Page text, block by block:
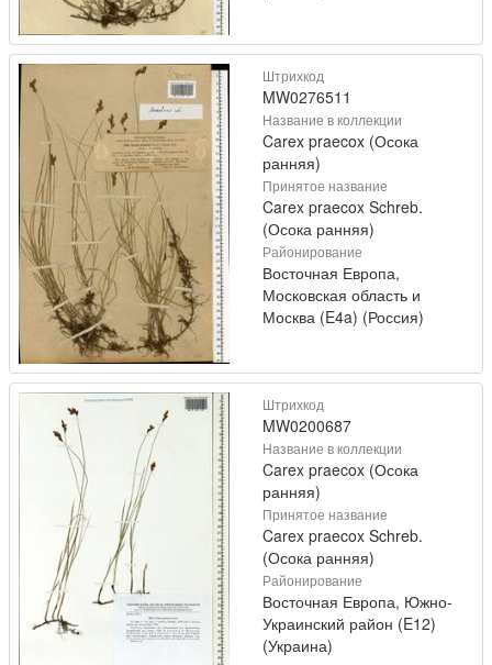
Штрихкод
MW0276511
Название в коллекции
Carex praecox (Осока
ранняя)
Принятое название
Carex praecox Schreb.
(Осока ранняя)
Районирование
Восточная Европа,
Московская область и
Москва (E4a) (Россия)
Штрихкод
MW0200687
Название в коллекции
Carex praecox (Осока
ранняя)
Принятое название
Carex praecox Schreb.
(Осока ранняя)
Районирование
Восточная Европа, Южно-
Украинский район (E12)
(Украина)